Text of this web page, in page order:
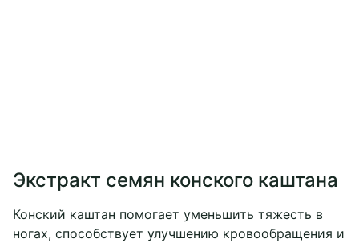
Экстракт семян конского каштана
Конский каштан помогает уменьшить тяжесть в
ногах, способствует улучшению кровообращения и